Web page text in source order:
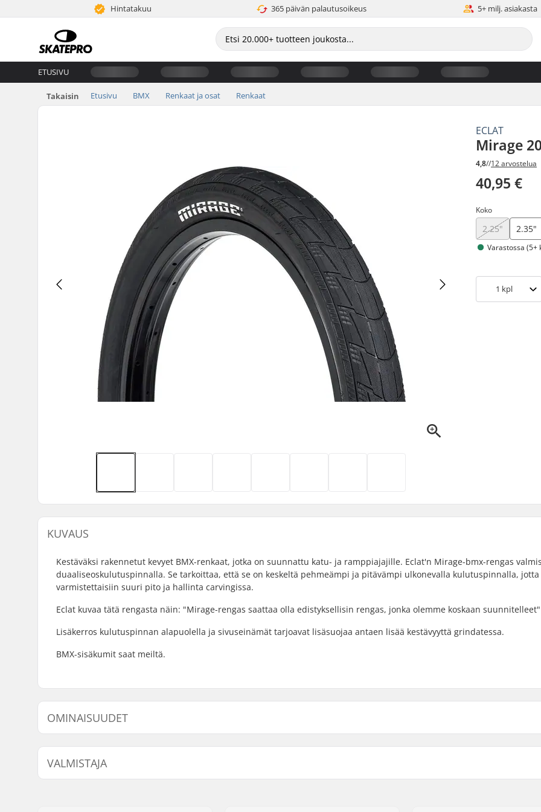
Hintatakuu 365 päivän palautusoikeus 5+ milj. asiakasta
ETUSIVU
Takaisin Etusivu BMX Renkaat ja osat Renkaat
ECLAT
Mirage
4,8//12 arvostelua
40,95 €
Koko
2.25" 2.35"
Varastossa (5+
1 kpl
KUVAUS
Kestäväksi rakennetut kevyet BMX-renkaat, jotka on suunnattu katu- ja ramppiajajille. Eclat'n Mirage-bmx-rengas
duaaliseoskulutuspinnalla. Se tarkoittaa, että se on keskeltä pehmeämpi ja pitävämpi ulkonevalla kulutuspinnalla, jotta
varmistettaisiin suuri pito ja hallinta carvingissa.
Eclat kuvaa tätä rengasta näin: "Mirage-rengas saattaa olla edistyksellisin rengas, jonka olemme koskaan suunnitelleet"
Lisäkerros kulutuspinnan alapuolella ja sivuseinämät tarjoavat lisäsuojaa antaen lisää kestävyyttä grindatessa.
BMX-sisäkumit saat meiltä.
OMINAISUUDET
BMX-tyyppi:
Freestyle BMX
Renkaan Rakenne:
Renkaan halkaisija:
20"
Renkaanpaine:
Kpl per paketti:
VALMISTAJA